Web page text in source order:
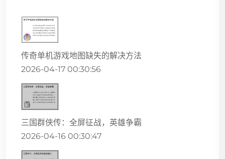
传奇单机游戏地图缺失的解决方法
2026-04-17 00:30:56
三国群侠传：全屏征战，英雄争霸
2026-04-16 00:30:47